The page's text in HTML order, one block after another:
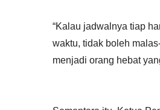
“Kalau jadwalnya tiap
waktu, tidak boleh
menjadi orang hebat